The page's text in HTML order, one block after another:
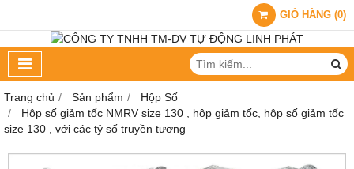
GIỎ HÀNG (0)
Trang chủ Sản phẩm
Hộp Số
Hộp số giảm tốc NMRV size 130 , hộp giảm tốc, hộp số giảm tốc
size 130 , với các tỷ số truyền tương